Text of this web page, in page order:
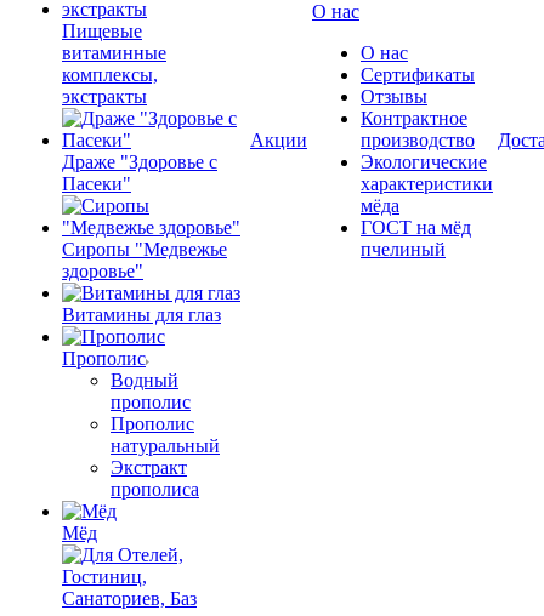
Пищевые
витаминные
комплексы,
экстракты
Драже "Здоровье с
Пасеки"
Сиропы "Медвежье
здоровье"
Витамины для глаз
Прополис
Водный
прополис
Прополис
натуральный
Экстракт
прополиса
Мёд
Акции
О нас
О нас
Сертификаты
Отзывы
Контрактное
производство
Экологические
характеристики
мёда
ГОСТ на мёд
пчелиный